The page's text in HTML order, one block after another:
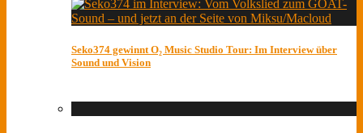
Seko374 gewinnt O₂ Music Studio Tour: Im Interview über
Sound und Vision